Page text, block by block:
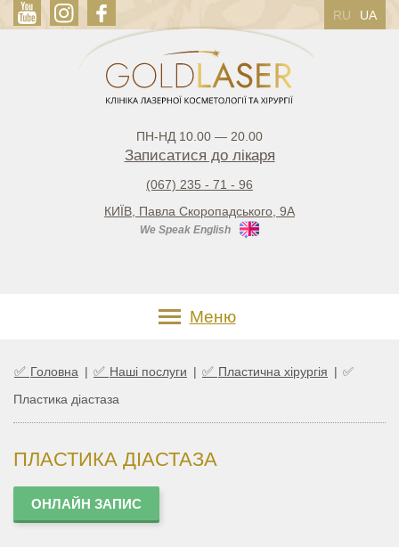
RU UA
ПН-НД 10.00 — 20.00
Записатися до лікаря
(067) 235 - 71 - 96
КИЇВ, Павла Скоропадського, 9А
We Speak English
Меню
✅ Головна | ✅ Наші послуги | ✅ Пластична хірургія | ✅
Пластика діастаза
ПЛАСТИКА ДІАСТАЗА
ОНЛАЙН ЗАПИС